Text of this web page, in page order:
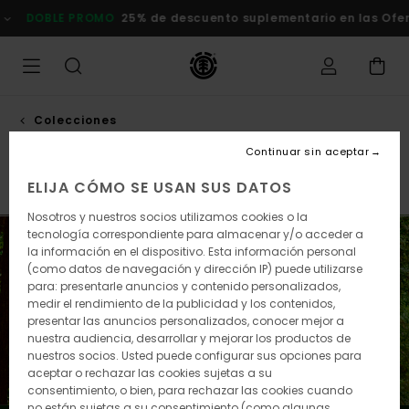
a
la
productos
25% de descuento suplementario en las Ofertas Comprar
Colecciones
Element x Timber! Element x Gabriel Alcala
ELIJA CÓMO SE USAN SUS DATOS
Nosotros y nuestros socios utilizamos cookies o la
tecnología correspondiente para almacenar y/o acceder a
la información en el dispositivo. Esta información personal
(como datos de navegación y dirección IP) puede utilizarse
para: presentarle anuncios y contenido personalizados,
medir el rendimiento de la publicidad y los contenidos,
presentar las anuncios personalizados, conocer mejor a
nuestra audiencia, desarrollar y mejorar los productos de
nuestros socios. Usted puede configurar sus opciones para
aceptar o rechazar las cookies sujetas a su
consentimiento, o bien, para rechazar las cookies cuando
Continuar sin aceptar